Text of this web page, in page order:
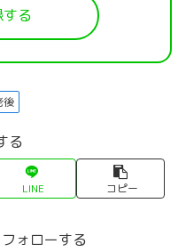
る
後
る
LINE コピー
ォローする